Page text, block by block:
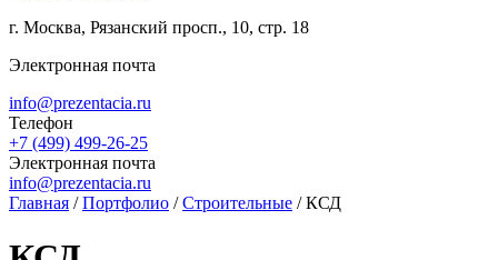
г. Москва, Рязанский просп., 10, стр. 18
Электронная почта
info@prezentacia.ru
Телефон
+7 (499) 499-26-25
Электронная почта
info@prezentacia.ru
Главная /Портфолио /Строительные /КСД